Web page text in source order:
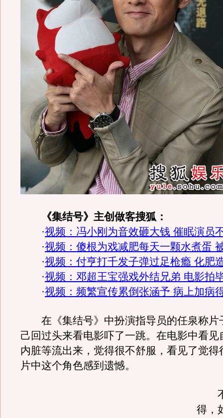
《集结号》主创做客搜狐：
·视频：冯小刚为音效砸大钱 催眠演员
·视频：傻根为戏减肥每天一颗水煮蛋
·视频：付亨打千发子弹过足枪瘾 化肥
·视频：邓超王宝强戏外结兄弟 电影拍
·视频：频繁宣传累倒张涵予 病上加病
在《集结号》中扮演指导员的任泉称片
己回过头来看电影吓了一跳。在电影中看见
内脏等流出来，觉得很不舒服，看见了觉得
片中这个角色感到遗憾。
不
得，